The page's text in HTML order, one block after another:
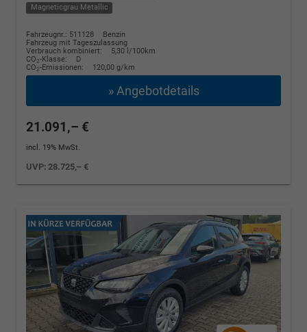
Magneticgrau Metallic
Fahrzeugnr.: 511128
Benzin
Fahrzeug mit Tageszulassung
Verbrauch kombiniert:
5,30 l/100km
CO2-Klasse:
D
CO2-Emissionen: 120,00 g/km
» Angebotdetails
21.091,– €
incl. 19% MwSt.
UVP:28.725,– €